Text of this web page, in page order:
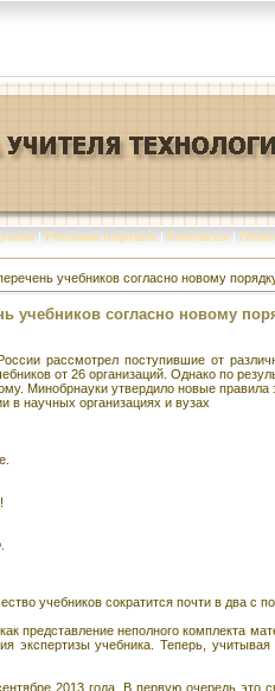
| Реклама портала | Контакты |
учебников согласно новому
учебников согласно новому
рассмотрел поступившие от
от 26 организаций. Однако по
Минобрнауки утвердило новые правила
в научных организациях и вузах
учебников сократится почти в два с
представление неполного комплекта
экспертизы учебника. Теперь,
2013 года. В первую очередь это